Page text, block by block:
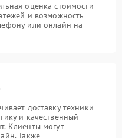
оценка стоимости
и возможность
или онлайн на
доставку техники
и качественный
Клиенты могут
Также